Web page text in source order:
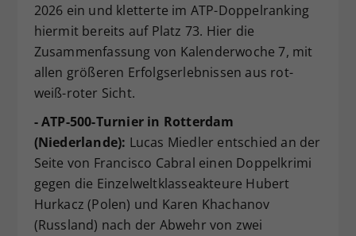
2026 ein und kletterte im ATP-Doppelranking
hiermit bereits auf Platz 73. Hier die
Zusammenfassung von Kalenderwoche 7, mit
allen größeren Erfolgserlebnissen aus rot-
weiß-roter Sicht.
- ATP-500-Turnier in Rotterdam
(Niederlande): Lucas Miedler entschied an der
Seite von Francisco Cabral einen Doppelkrimi
gegen die Einzelweltklasseakteure Hubert
Hurkacz (Polen) und Karen Khachanov
(Russland) nach der Abwehr von zwei